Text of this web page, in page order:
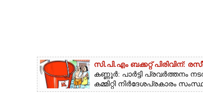
സി.പി.എം ബക്കറ്റ് പിരിവിന്:
കണ്ണൂർ: പാർട്ടി പ്രവർത്തനം
കമ്മിറ്റി നിർദേശപ്രകാരം